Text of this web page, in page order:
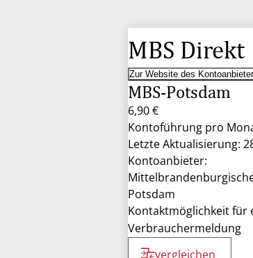
MBS Direkt
Zur Website des
MBS-Potsdam
6,90 €
Kontoführung pro
Letzte Aktualisierung:
Kontoanbieter:
Potsdam
Kontaktmöglichkeit für
Verbrauchermeldung
vergleichen